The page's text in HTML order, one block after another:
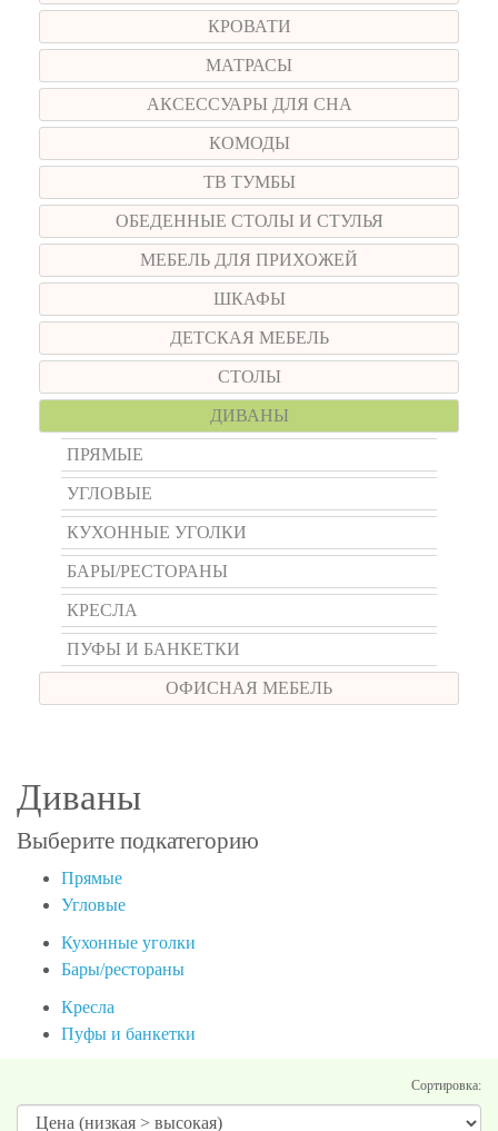
КРОВАТИ
МАТРАСЫ
АКСЕССУАРЫ ДЛЯ СНА
КОМОДЫ
ТВ ТУМБЫ
ОБЕДЕННЫЕ СТОЛЫ И СТУЛЬЯ
МЕБЕЛЬ ДЛЯ ПРИХОЖЕЙ
ШКАФЫ
ДЕТСКАЯ МЕБЕЛЬ
СТОЛЫ
ДИВАНЫ
ПРЯМЫЕ
УГЛОВЫЕ
КУХОННЫЕ УГОЛКИ
БАРЫ/РЕСТОРАНЫ
КРЕСЛА
ПУФЫ И БАНКЕТКИ
ОФИСНАЯ МЕБЕЛЬ
Диваны
Выберите подкатегорию
Прямые
Угловые
Кухонные уголки
Бары/рестораны
Кресла
Пуфы и банкетки
Сортировка: